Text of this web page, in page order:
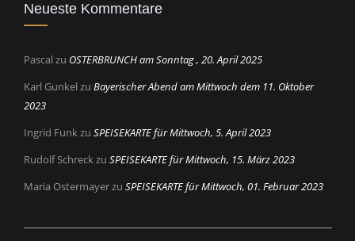
Neueste Kommentare
Pascal zu OSTERBRUNCH am Sonntag , 20. April 2025
Karl Gunkel zu Bayerischer Abend am Mittwoch dem 11. Oktober
2023
Ingrid Funkzu SPEISEKARTE für Mittwoch, 5. April 2023
Rudolf Schreckzu SPEISEKARTE für Mittwoch, 15. März 2023
Maria Ostermayerzu SPEISEKARTE für Mittwoch, 01. Februar 2023